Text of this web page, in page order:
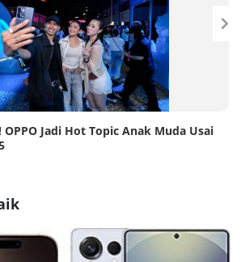
Jadi Hot Topic Anak Muda Usai